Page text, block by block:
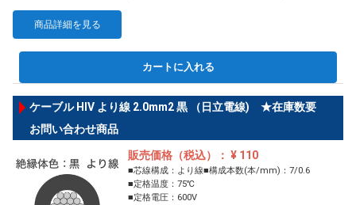
商品詳細を見る
カートに入れる
ケーブル HIV より線 2.0mm2 黒 （日立電線) ★在庫数要
お問い合わせ商品
販売価格（税込）： ¥ 110
■芯線構成：より線■構成本数(本/mm)：7/0.6
■定格温度：75℃
■定格電圧：600V